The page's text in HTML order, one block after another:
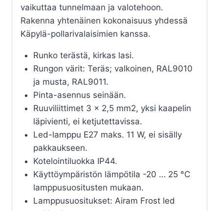
vaikuttaa tunnelmaan ja valotehoon.
Rakenna yhtenäinen kokonaisuus yhdessä
Käpylä-pollarivalaisimien kanssa.
Runko terästä, kirkas lasi.
Rungon värit: Teräs; valkoinen, RAL9010
ja musta, RAL9011.
Pinta-asennus seinään.
Ruuviliittimet 3 x 2,5 mm2, yksi kaapelin
läpivienti, ei ketjutettavissa.
Led-lamppu E27 maks. 11 W, ei sisälly
pakkaukseen.
Kotelointiluokka IP44.
Käyttöympäristön lämpötila -20 … 25 °C
lamppusuositusten mukaan.
Lamppusuositukset: Airam Frost led